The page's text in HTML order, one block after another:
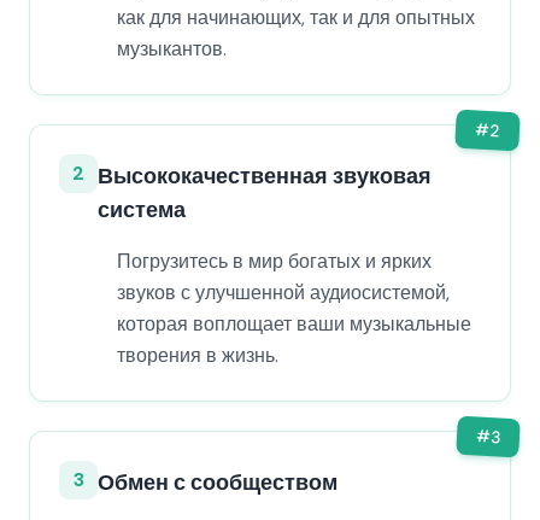
как для начинающих, так и для опытных
музыкантов.
#2
2
Высококачественная звуковая
система
Погрузитесь в мир богатых и ярких
звуков с улучшенной аудиосистемой,
которая воплощает ваши музыкальные
творения в жизнь.
#3
3 Обмен с сообществом